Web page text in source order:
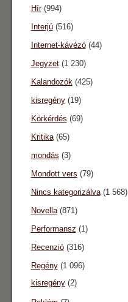
Hír(994)
Interjú(516)
Internet-kávézó(44)
Jegyzet(1 230)
Kalandozók(425)
kisregény(19)
Körkérdés (69)
Kritika(65)
mondás (3)
Mondott vers (79)
Nincs kategorizálva(1 568)
Novella(871)
Performansz (1)
Recenzió(316)
Regény(1 096)
kisregény(2)